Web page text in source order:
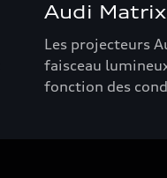
Audi Matrix
Les projecteurs
faisceau
fonction des